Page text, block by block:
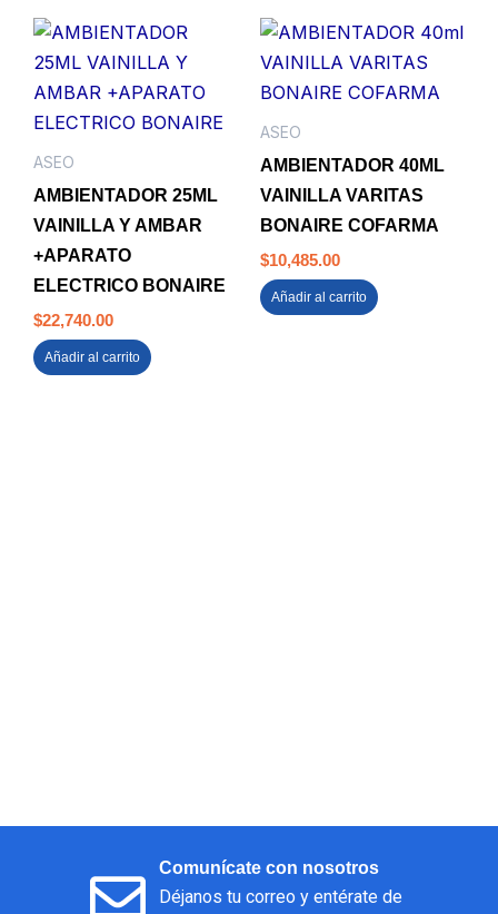
ASEO
AMBIENTADOR 25ML
VAINILLA Y AMBAR
+APARATO
ELECTRICO BONAIRE
$22,740.00
Añadir al carrito
ASEO
AMBIENTADOR 40ML
VAINILLA VARITAS
BONAIRE COFARMA
$10,485.00
Añadir al carrito
Comunícate con nosotros
Déjanos tu correo y entérate de